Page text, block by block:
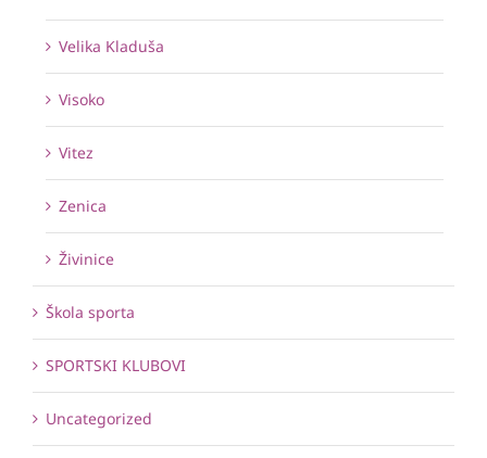
Velika Kladuša
Visoko
Vitez
Zenica
Živinice
Škola sporta
SPORTSKI KLUBOVI
Uncategorized